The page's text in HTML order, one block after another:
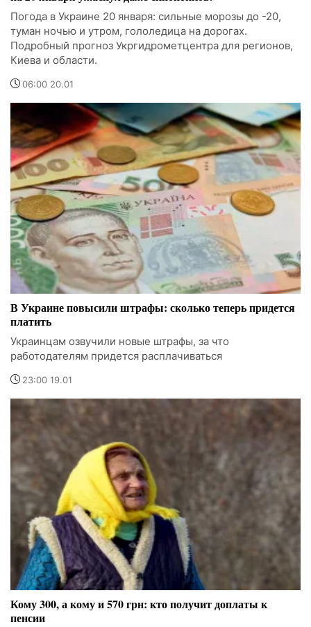
Погода в Украине 20 января: сильные морозы до -20,
туман ночью и утром, гололедица на дорогах.
Подробный прогноз Укргидрометцентра для регионов,
Киева и области.
06:00 20.01
В Украине повысили штрафы: сколько теперь придется
платить
Украинцам озвучили новые штрафы, за что
работодателям придется расплачиваться
23:00 19.01
Кому 300, а кому и 570 грн: кто получит доплаты к
пенсии